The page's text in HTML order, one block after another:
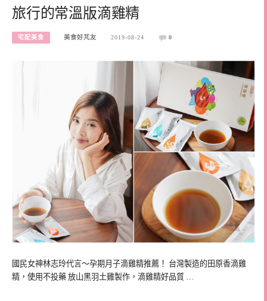
旅行的常溫版滴雞精
宅配美食 美食好芃友 2019-08-24 0
國民女神林志玲代言～孕期月子滴雞精推薦！ 台灣製造的田原香滴雞
精，使用不投藥 放山黑羽土雞製作，滴雞精好品質 …